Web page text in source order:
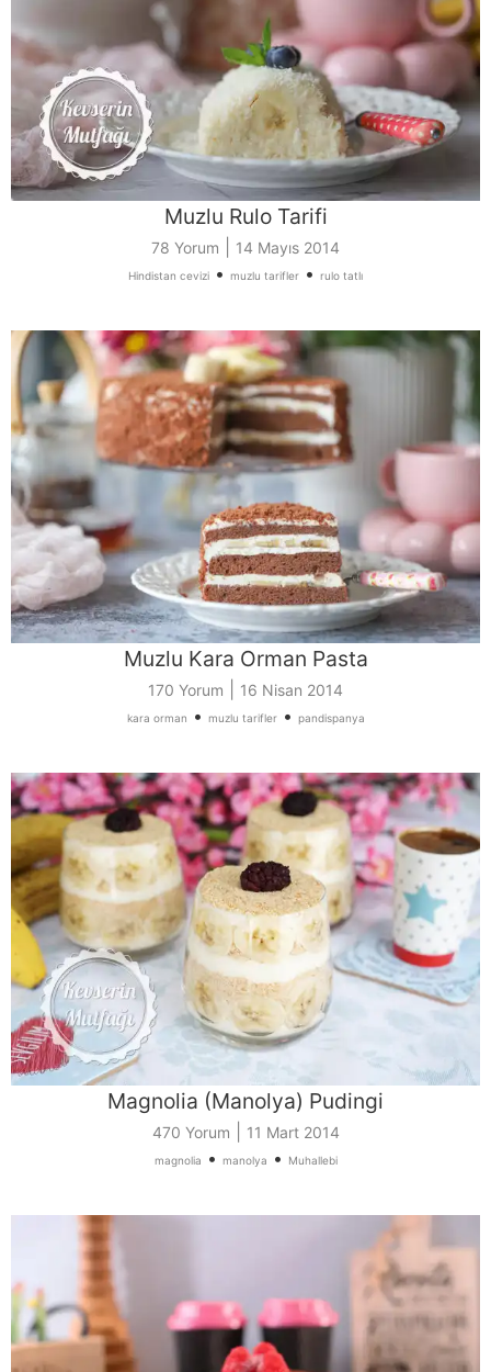
Muzlu Rulo Tarifi
78 Yorum 14 Mayıs 2014
Hindistan cevizi • muzlu tarifler • rulo tatlı
Muzlu Kara Orman Pasta
170 Yorum 16 Nisan 2014
kara orman • muzlu tarifler• pandispanya
Magnolia (Manolya) Pudingi
470 Yorum 11 Mart 2014
magnolia • manolya • Muhallebi